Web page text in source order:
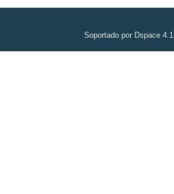
Soportado por Dspace 4.1